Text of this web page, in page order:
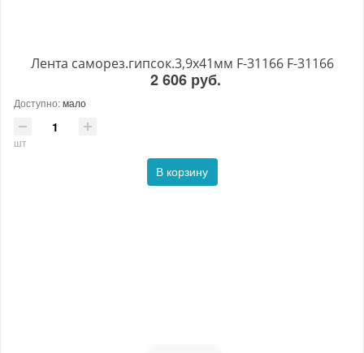
Лента саморез.гипсок.3,9х41мм F-31166 F-31166
2 606 руб.
Доступно:мало
шт
В корзину